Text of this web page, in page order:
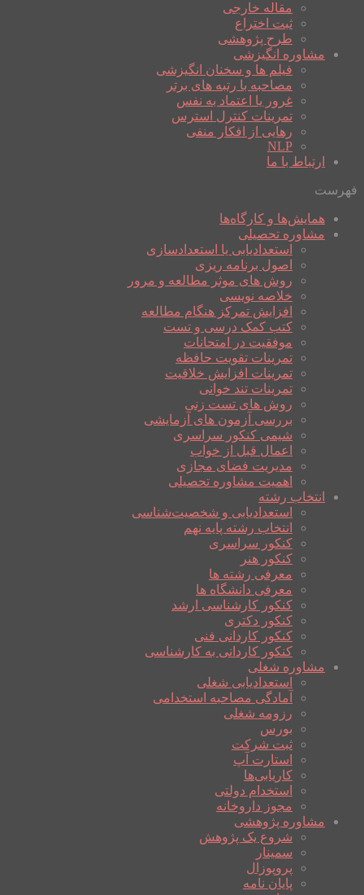
مقاله خارجی
ثبت اختراع
طرح پژوهشی
مشاوره انگیزشی
فیلم ها و سخنان انگیزشی
مصاحبه با رتبه های برتر
غرور یا اعتماد به نفس
تمرینات کنترل استرس
رهایی از افکار منفی
NLP
ارتباط با ما
فهرست
همایش‌ها و کارگاه‌ها
مشاوره تحصیلی
استعدادیابی یا استعدادسازی
اصول برنامه ریزی
روش های موثر مطالعه و مرور
خلاصه نویسی
افزایش تمرکز هنگام مطالعه
کتب کمک درسی و تست
موفقیت در امتحانات
تمرینات تقویت حافظه
تمرینات افزایش خلاقیت
تمرینات تند خوانی
روش های تست زنی
بررسی آزمون های آزمایشی
شیمی کنکور سراسری
اعمال قبل از خواب
مدیریت فضای مجازی
اهمیت مشاوره تحصیلی
انتخاب رشته
استعدادیابی و شخصیت‌شناسی
انتخاب رشته پایه نهم
کنکور سراسری
کنکور هنر
معرفی رشته ها
معرفی دانشگاه ها
کنکور کارشناسی ارشد
کنکور دکتری
کنکور کاردانی فنی
کنکور کاردانی به کارشناسی
مشاوره شغلی
استعدادیابی شغلی
آمادگی مصاحبه استخدامی
رزومه شغلی
بورس
ثبت شرکت
استارت آپ
کاریابی‌ها
استخدام دولتی
مجوز داروخانه
مشاوره پژوهشی
شروع یک پژوهش
سمینار
پروپوزال
پایان نامه